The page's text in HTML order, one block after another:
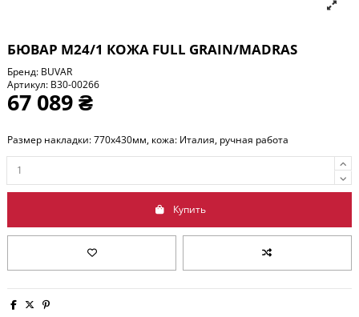
БЮВАР М24/1 КОЖА FULL GRAIN/MADRAS
Бренд: BUVAR
Артикул: B30-00266
67 089 ₴
Размер накладки: 770x430мм, кожа: Италия, ручная работа
Купить